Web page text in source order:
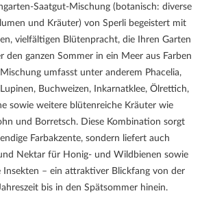
(botanisch: diverse
und Kräuter) von Sperli begeistert mit
vielfältigen Blütenpracht, die Ihren Garten
den ganzen Sommer in ein Meer aus Farben
umfasst unter anderem Phacelia,
Buchweizen, Inkarnatklee, Ölrettich,
sowie weitere blütenreiche Kräuter wie
und Borretsch. Diese Kombination sorgt
Farbakzente, sondern liefert auch
Nektar für Honig‑ und Wildbienen sowie
Insekten – ein attraktiver Blickfang von der
bis in den Spätsommer hinein.